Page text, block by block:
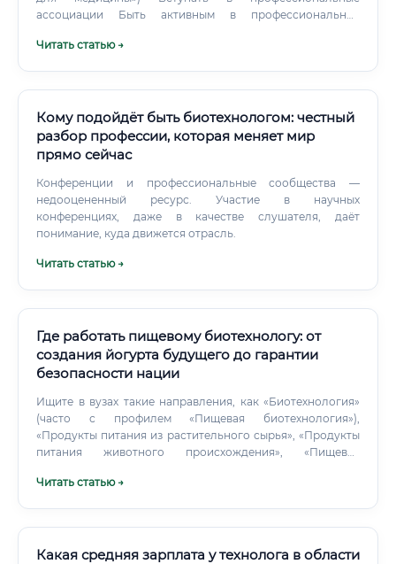
ассоциации Быть активным в профессиональных
путь биотехнолога: Лаборант / младший научный
отдела / директор по науке Этот путь занимает в среднем
7–12 лет при активном профессиональном развитии.
Однако при наличии дополнительных компетенций
(управление проектами, английский язык, опыт работы с
международными стандартами) карьерный рост может
происходить значительно быстрее.
Читать статью →
Кому подойдёт быть биотехнологом: честный
разбор профессии, которая меняет мир
прямо сейчас
Конференции и профессиональные сообщества —
недооцененный ресурс. Участие в научных
конференциях, даже в качестве слушателя, даёт
понимание, куда движется отрасль.
Читать статью →
Где работать пищевому биотехнологу: от
создания йогурта будущего до гарантии
безопасности нации
Ищите в вузах такие направления, как «Биотехнология»
(часто с профилем «Пищевая биотехнология»),
«Продукты питания из растительного сырья», «Продукты
питания животного происхождения», «Пищевая
блок химии (органическая, биохимия, коллоидная) и
Читать статью →
Какая средняя зарплата у технолога в области